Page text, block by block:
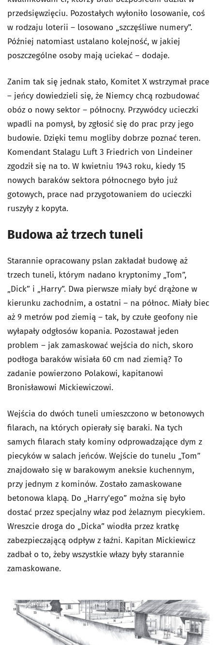
przedsięwzięciu. Pozostałych wyłoniło losowanie, coś
w rodzaju loterii – losowano „szczęśliwe numery”.
Później natomiast ustalano kolejność, w jakiej
poszczególne osoby mają uciekać – dodaje.
Zanim tak się jednak stało, Komitet X wstrzymał prace
– jeńcy dowiedzieli się, że Niemcy chcą rozbudować
obóz o nowy sektor – północny. Przywódcy ucieczki
wpadli na pomysł, by zgłosić się do prac przy jego
budowie. Dzięki temu mogliby dobrze poznać teren.
Komendant Stalagu Luft 3 Friedrich von Lindeiner
zgodził się na to. W kwietniu 1943 roku, kiedy 15
nowych baraków sektora północnego było już
gotowych, prace nad przygotowaniem do ucieczki
ruszyły z kopyta.
Budowa aż trzech tuneli
Starannie opracowany pslan zakładał budowę aż
trzech tuneli, którym nadano kryptonimy „Tom”,
„Dick” i „Harry”. Dwa pierwsze miały być drążone w
kierunku zachodnim, a ostatni – na północ. Miały biec
aż 9 metrów pod ziemią – tak, by czułe geofony nie
wyłapały odgłosów kopania. Pozostawał jeden
problem – jak zamaskować wejścia do nich, skoro
podłoga baraków wisiała 60 cm nad ziemią? To
zadanie powierzono Polakowi, kapitanowi
Bronisławowi Mickiewiczowi.
Wejścia do dwóch tuneli umieszczono w betonowych
filarach, na których opierały się baraki. Na tych
samych filarach stały kominy odprowadzające dym z
piecyków w salach jeńców. Wejście do tunelu „Tom”
znajdowało się w barakowym aneksie kuchennym,
przy jednym z kominów. Zostało zamaskowane
betonowa klapą. Do „Harry'ego” można się było
dostać przez specjalny właz pod żelaznym piecykiem.
Wreszcie droga do „Dicka” wiodła przez kratkę
zabezpieczającą odpływ z łaźni. Kapitan Mickiewicz
zadbał o to, żeby wszystkie włazy były starannie
zamaskowane.